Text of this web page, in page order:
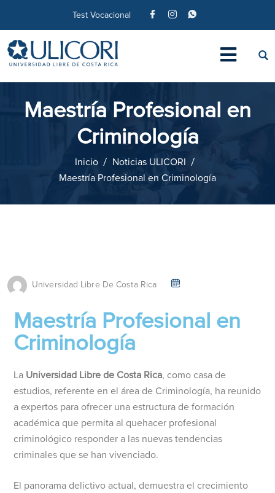
Test Vocacional
Maestría Profesional en
Criminología
Inicio
Noticias ULICORI
Maestría Profesional en Criminología
Universidad Libre De Costa Rica
Maestría Profesional en
Criminología
La Universidad Libre de Costa Rica, como casa de
estudios, referente en el área de Criminología, ha reunido
a expertos para ofrecer una estructura de formación
académica que permita al quehacer profesional
criminológico responder a las nuevas tendencias
criminales que se han vivenciado.
El panorama delictivo actual, demuestra el crecimiento